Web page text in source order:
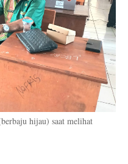
hijau) saat melihat